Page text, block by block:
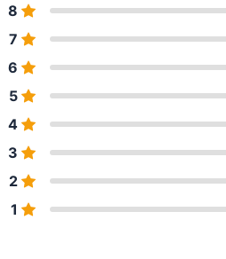
8
7
6
5
4
3
2
1